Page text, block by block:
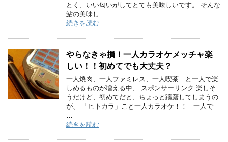
とく、いい匂いがしてとても美味しいです。 そんな
鮎の美味し …
続きを読む
やらなきゃ損！一人カラオケメッチャ楽
しい！！初めてでも大丈夫？
一人焼肉、一人ファミレス、一人喫茶…と一人で楽
しめるものが増える中、 スポンサーリンク 楽しそ
うだけど、初めてだと、ちょっと躊躇してしまうの
が、 「ヒトカラ」こと一人カラオケ！！ 一人で
続きを読む